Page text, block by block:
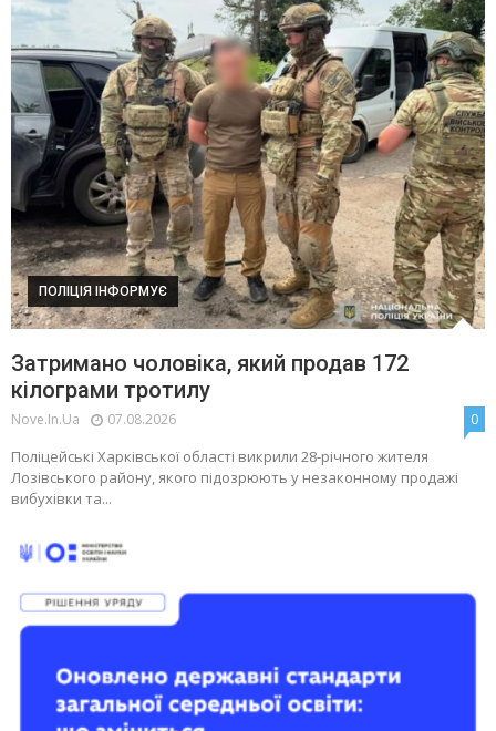
ПОЛІЦІЯ ІНФОРМУЄ
Затримано чоловіка, який продав 172
кілограми тротилу
Nove.in.ua 07.08.2026 0
Поліцейські Харківської області викрили 28-річного жителя
Лозівського району, якого підозрюють у незаконному продажі
вибухівки та...